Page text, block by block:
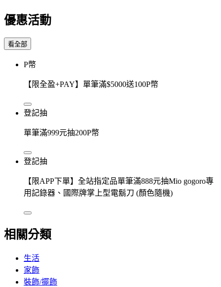
優惠活動
看全部
P幣
【限全盈+PAY】單筆滿$5000送100P幣
登記抽
單筆滿999元抽200P幣
登記抽
【限APP下單】全站指定品單筆滿888元抽Mio gogoro專
用記錄器、國際牌掌上型電鬍刀 (顏色隨機)
相關分類
生活
家飾
裝飾/擺飾